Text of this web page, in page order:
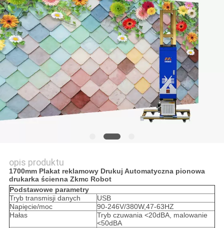
opis produktu
1700mm Plakat reklamowy Drukuj Automatyczna pionowa
drukarka ścienna Zkmc Robot
Podstawowe parametry
Tryb transmisji danych
USB
Napięcie/moc
90-246V/380W,47-63HZ
Hałas
Tryb czuwania <20dBA, malowanie
<50dBA